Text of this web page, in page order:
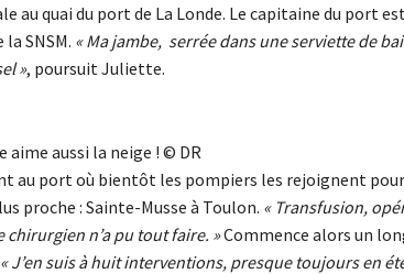
au quai du port de La Londe. Le capitaine du port
SNSM. « Ma jambe, serrée dans une serviette de
», poursuit Juliette.
aussi la neige ! © DR
au port où bientôt les pompiers les rejoignent pour
proche : Sainte-Musse à Toulon. « Transfusion,
n’a pu tout faire. »Commence alors un
« J’en suis à huit interventions, presque toujours en